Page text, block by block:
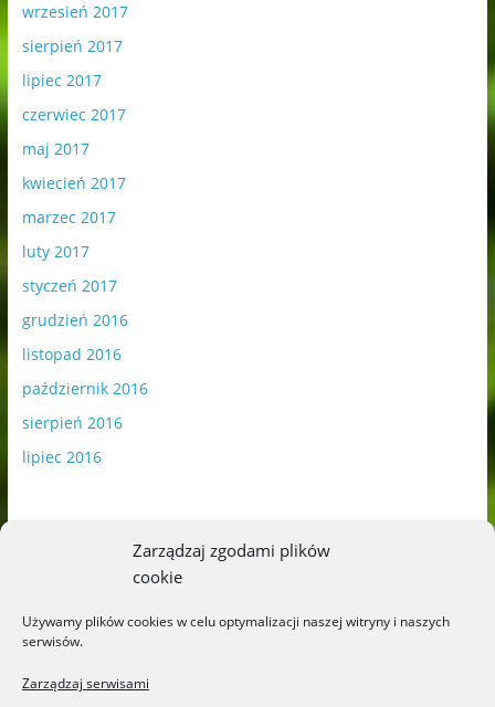
Zarządzaj zgodami plików
cookie
Używamy plików cookies w celu optymalizacji naszej witryny i naszych
serwisów.
Zarządzaj serwisami
wrzesień 2017
sierpień 2017
lipiec 2017
czerwiec 2017
maj 2017
kwiecień 2017
marzec 2017
luty 2017
styczeń 2017
grudzień 2016
listopad 2016
październik 2016
sierpień 2016
lipiec 2016